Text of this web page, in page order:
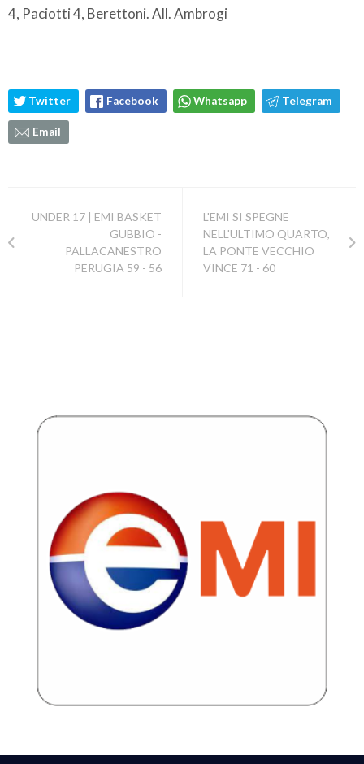
4, Paciotti 4, Berettoni. All. Ambrogi
Twitter Facebook Whatsapp Telegram
Email
UNDER 17 | EMI BASKET
GUBBIO -
PALLACANESTRO
PERUGIA 59 - 56
L'EMI SI SPEGNE
NELL'ULTIMO QUARTO,
LA PONTE VECCHIO
VINCE 71 - 60